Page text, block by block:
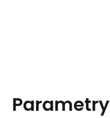
Parametry